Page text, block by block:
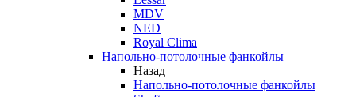
MDV
NED
Royal Clima
Напольно-потолочные фанкойлы
Назад
Напольно-потолочные фанкойлы